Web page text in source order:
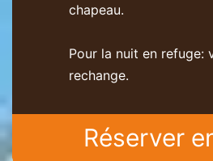
chapeau.
Pour la nuit en refuge:
rechange.
Réserver